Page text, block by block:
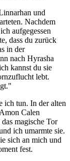
und
Nachdem
aufgegessen
dass du zurück
in der
nach Hyrasha
kannst du sie
lebt.
ich tun. In der alten
Calen
magische Tor
ich umarmte sie.
sich an mich und
fest.